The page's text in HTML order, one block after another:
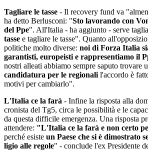
Tagliare le tasse - Il recovery fund va
ha detto Berlusconi: "Sto lavorando con
del Ppe". All'Italia - ha aggiunto - serve
tasse e tagliare le tasse". Quanto
politiche molto diverse: noi di Forza Italia
garantisti, europeisti e rappresentiamo il
nostri alleati abbiamo sempre saputo trovare
candidatura per le regionali l'accordo è
motivi per cambiarlo".
L'Italia ce la farà - Infine la risposta alla
cronista del Tg5, circa le possibilità e le
da questa difficile emergenza. Una risposta
attendere: "L'Italia ce la farà e non certo
perché esiste un Paese che si è dimostrato
ligio alle regole" - conclude l'ex Presidente